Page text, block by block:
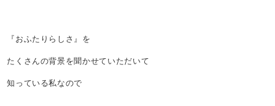
『おふたりらしさ』を
たくさんの背景を聞かせていただいて
知っている私なので